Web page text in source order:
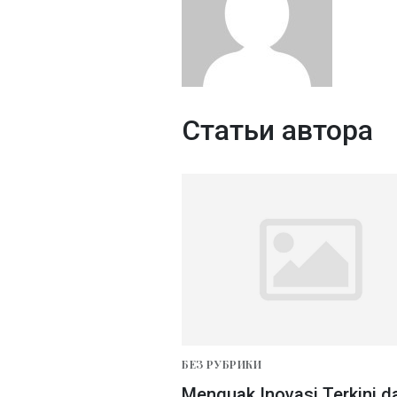
Статьи автора
БЕЗ РУБРИКИ